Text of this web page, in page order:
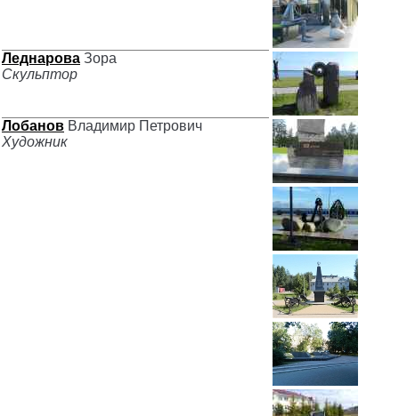
Леднарова Зора
Скульптор
Лобанов Владимир Петрович
Художник